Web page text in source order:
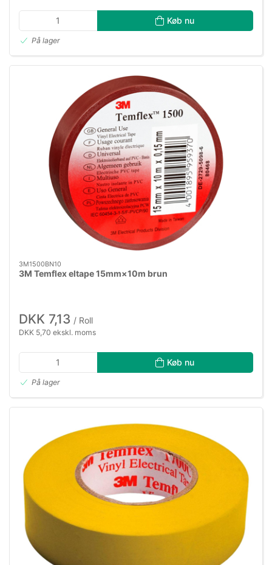
Køb nu
På lager
3M1500BN10
3M Temflex eltape 15mm×10m brun
DKK 7,13 / Roll
DKK 5,70 ekskl. moms
Køb nu
På lager